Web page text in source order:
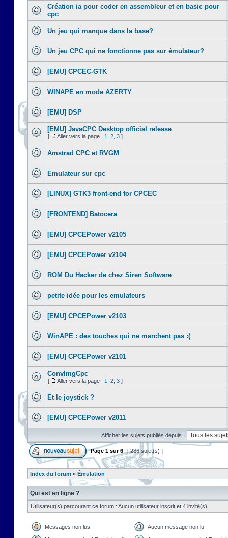
Création ia pour coder en assembleur et en basic pour
cpc
Un jeu qui manque dans la base?
Un jeu CPC qui ne fonctionne pas sur émulateur?
[EMU] CPCEC-GTK
WINAPE en mode AZERTY
[EMU] DSP
[EMU] JavaCPC Desktop official release
[ Aller vers la page : 1 2 3 ]
Amstrad CPC et RVGM
Emulateur sur cpc
[LINUX] GTK3 front-end for CPCEC
[FRONTEND] Batocera
[EMU] CPCEPower v2105
[EMU] CPCEPower v2104
ROM Du Hacker de chez Siren Software
petite idée pour les emulateurs
[EMU] CPCEPower v2103
WinAPE : des touches qui ne marchent pas :(
[EMU] CPCEPower v2101
ConvImgCpc
[ Aller vers la page : 1 2 3 ]
Et le joystick ?
[EMU] CPCEPower v2011
Afficher les sujets publiés depuis :
Page 1 sur6 [ 286 sujet(s) ]
Index du forum » Émulation
Qui est en ligne ?
Utilisateur(s) parcourant ce forum : Aucun utilisateur inscrit et 4 invité(s)
Messages non lus Aucun message non lu